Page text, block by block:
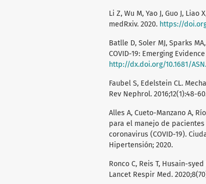
Li Z, Wu M, Yao J, Guo J,
medRxiv. 2020. https://
Batlle D, Soler MJ, Sparks
COVID-19: Emerging
http://dx.doi.org/10.1681/
Faubel S, Edelstein CL.
Rev Nephrol. 2016;12(1):48-
Alles A, Cueto-Manzano A,
para el manejo de
coronavirus (COVID-19).
Hipertensión; 2020.
Ronco C, Reis T, Husain-
Lancet Respir Med.